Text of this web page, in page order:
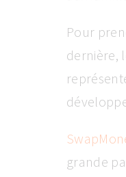
Pour
dernière,
grande